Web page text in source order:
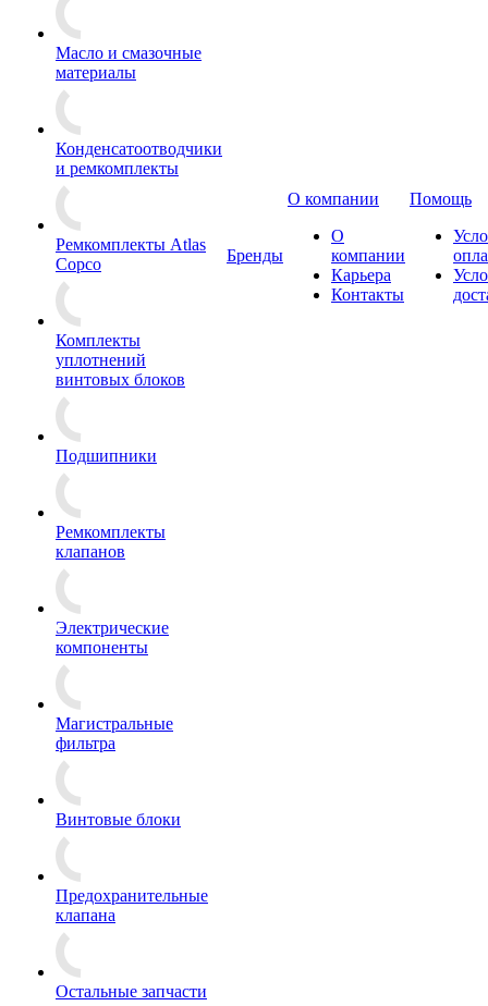
Масло и смазочные
материалы
Конденсатоотводчики
и ремкомплекты
Ремкомплекты Atlas
Copco
Комплекты
уплотнений
винтовых блоков
Подшипники
Ремкомплекты
клапанов
Электрические
компоненты
Магистральные
фильтра
Винтовые блоки
Предохранительные
клапана
Остальные запчасти
Бренды
О компании
О
компании
Карьера
Контакты
Помощь